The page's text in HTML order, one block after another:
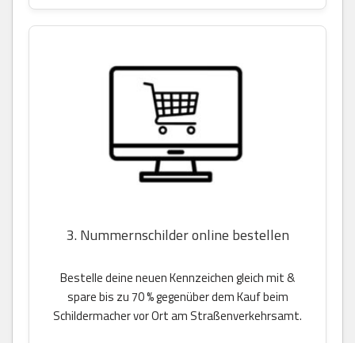
3. Nummernschilder online bestellen
Bestelle deine neuen Kennzeichen gleich mit &
spare bis zu 70 % gegenüber dem Kauf beim
Schildermacher vor Ort am Straßenverkehrsamt.